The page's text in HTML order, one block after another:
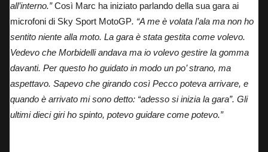
all’interno.”Così Marc ha iniziato parlando della sua gara ai
microfoni di Sky Sport MotoGP. “A me è volata l’ala ma non ho
sentito niente alla moto. La gara è stata gestita come volevo.
Vedevo che Morbidelli andava ma io volevo gestire la gomma
davanti. Per questo ho guidato in modo un po’ strano, ma
aspettavo. Sapevo che girando così Pecco poteva arrivare, e
quando è arrivato mi sono detto: “adesso si inizia la gara”. Gli
ultimi dieci giri ho spinto, potevo guidare come potevo.”